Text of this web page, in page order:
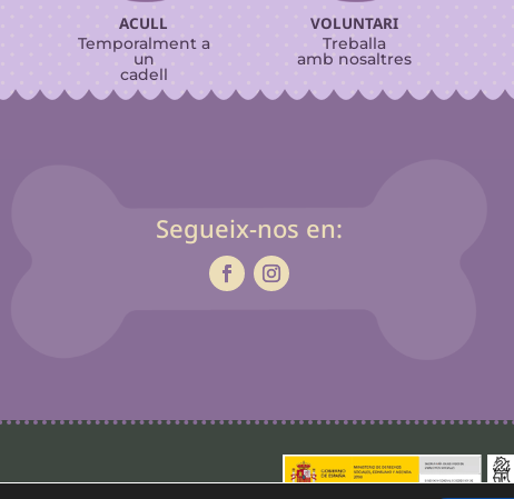
ACULL
Temporalment a
un
cadell
VOLUNTARI
Treballa
amb nosaltres
Segueix-nos en: